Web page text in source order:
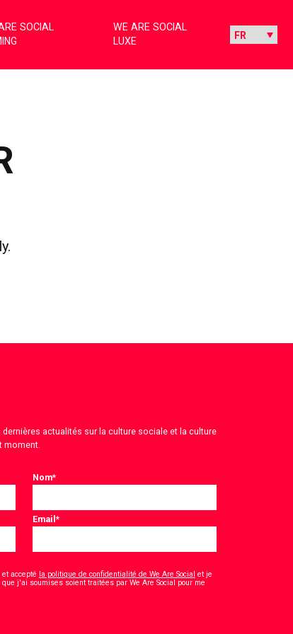
SOCIAL
WE ARE SOCIAL
LUXE
actualités sur la culture sociale et la culture
moment.
Nom*
Email*
accepté la politique de confidentialité de We Are Social et je
j'ai soumises soient traitées par We Are Social pour me